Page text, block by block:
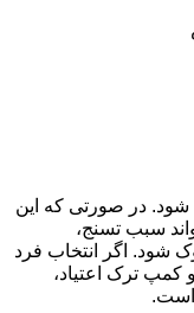
در صورتی که این
سبب تسنج،
شود. اگر انتخاب فرد
کمپ ترک اعتیاد،